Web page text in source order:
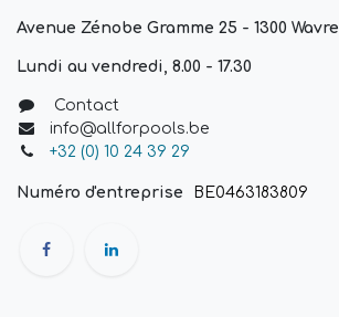
Avenue Zénobe Gramme 25 - 1300 Wavre
Lundi au vendredi, 8.00 - 17.30
Contact
info@allforpools.be
+32 (0) 10 24 39 29
Numéro d'entreprise BE0463183809